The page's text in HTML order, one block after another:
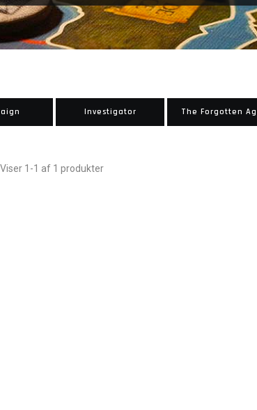
Investigator The Forgotten
Viser 1-1 af 1 produkter